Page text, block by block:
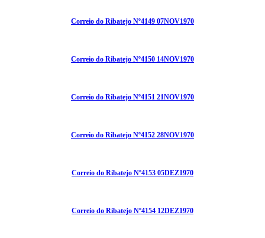
Correio do Ribatejo Nº4149 07NOV1970
Correio do Ribatejo Nº4150 14NOV1970
Correio do Ribatejo Nº4151 21NOV1970
Correio do Ribatejo Nº4152 28NOV1970
Correio do Ribatejo Nº4153 05DEZ1970
Correio do Ribatejo Nº4154 12DEZ1970